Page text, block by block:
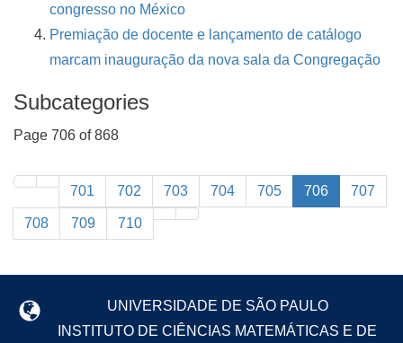
congresso no México
Premiação de docente e lançamento de catálogo
marcam inauguração da nova sala da Congregação
Subcategories
Page 706 of 868
701 702 703 704 705 706 707
708 709 710
UNIVERSIDADE DE SÃO PAULO
INSTITUTO DE CIÊNCIAS MATEMÁTICAS E DE